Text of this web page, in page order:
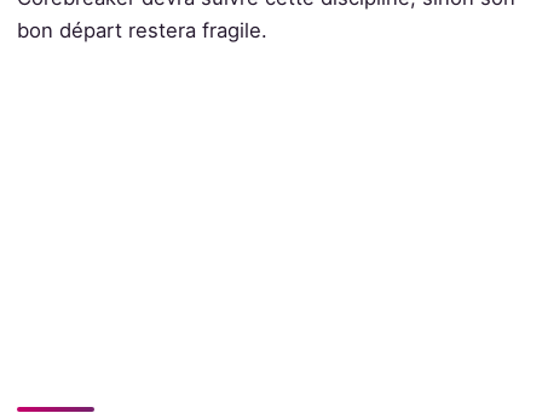
bon départ restera fragile.